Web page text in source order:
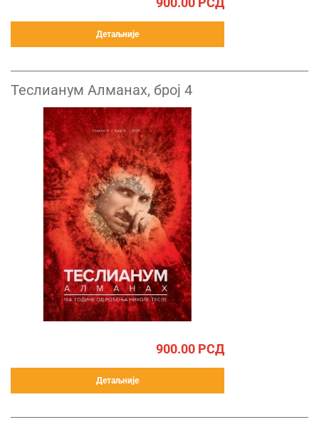
Детаљније
Теслианум Алманах, број 4
900.00 РСД
Детаљније